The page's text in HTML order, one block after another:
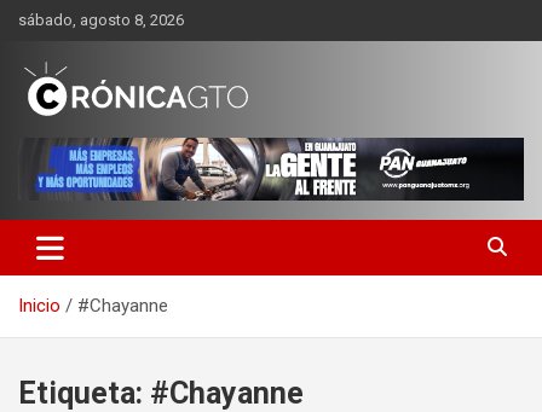
Saltar
contenido
sábado, agosto 8, 2026
CRONICA GUANAJUATO
Inicio #Chayanne
Etiqueta: #Chayanne